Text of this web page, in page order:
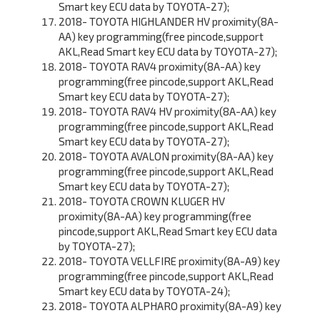
Smart key ECU data by TOYOTA-27);
2018- TOYOTA HIGHLANDER HV proximity(8A-
AA) key programming(free pincode,support
AKL,Read Smart key ECU data by TOYOTA-27);
2018- TOYOTA RAV4 proximity(8A-AA) key
programming(free pincode,support AKL,Read
Smart key ECU data by TOYOTA-27);
2018- TOYOTA RAV4 HV proximity(8A-AA) key
programming(free pincode,support AKL,Read
Smart key ECU data by TOYOTA-27);
2018- TOYOTA AVALON proximity(8A-AA) key
programming(free pincode,support AKL,Read
Smart key ECU data by TOYOTA-27);
2018- TOYOTA CROWN KLUGER HV
proximity(8A-AA) key programming(free
pincode,support AKL,Read Smart key ECU data
by TOYOTA-27);
2018- TOYOTA VELLFIRE proximity(8A-A9) key
programming(free pincode,support AKL,Read
Smart key ECU data by TOYOTA-24);
2018- TOYOTA ALPHARO proximity(8A-A9) key